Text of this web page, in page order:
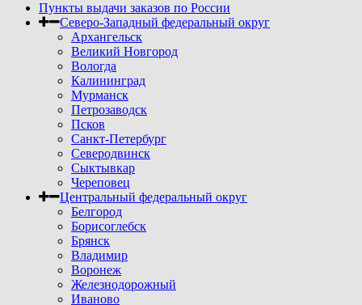
Пункты выдачи заказов по России
Северо-Западный федеральный округ
Архангельск
Великий Новгород
Вологда
Калининград
Мурманск
Петрозаводск
Псков
Санкт-Петербург
Северодвинск
Сыктывкар
Череповец
Центральный федеральный округ
Белгород
Борисоглебск
Брянск
Владимир
Воронеж
Железнодорожный
Иваново